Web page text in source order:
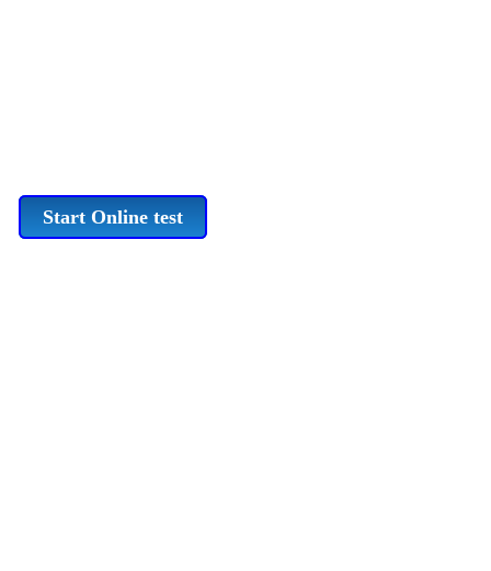
Start Online test